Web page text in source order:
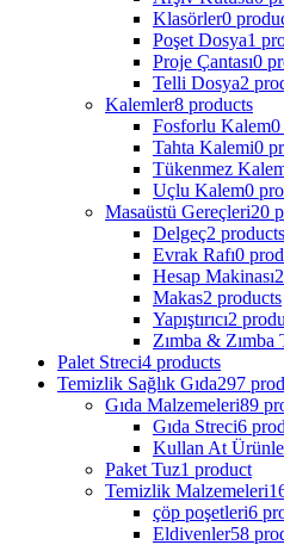
Klasörler0
Poşet Dosya1
Proje Çantası0
Telli Dosya2
Kalemler8 products
Fosforlu Kalem0
Tahta Kalemi0
Tükenmez
Uçlu Kalem0
Masaüstü Gereçleri20
Delgeç2 products
Evrak Rafı0
Hesap Makinası
Makas2 products
Yapıştırıcı2
Zımba & Zımba
Palet Streci4 products
Temizlik Sağlık Gıda297
Gıda Malzemeleri89
Gıda Streci6
Kullan At
Paket Tuz1 product
Temizlik Malzemeleri
çöp poşetleri6
Eldivenler58